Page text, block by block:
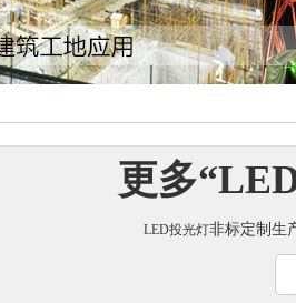
更多“
LED投光灯非标定制生产